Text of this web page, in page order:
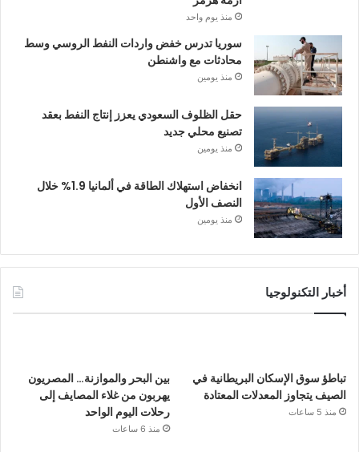
منذ يوم واحد
سوريا تدرس خفض واردات النفط الروسي وسط
محادثات مع واشنطن
منذ يومين
حقل الظلوف السعودي يعزز إنتاج النفط بعقد
تصنيع محلي جديد
منذ يومين
انخفاض استهلاك الطاقة في ألمانيا 1.9% خلال
النصف الأول
منذ يومين
أخبار التكنولوجيا
تباطؤ سوق الإسكان البريطانية في
الصيف يتجاوز المعدلات المعتادة
منذ 5 ساعات
بين البحر والموازنة… المصريون
يهربون من غلاء المصايف إلى
رحلات اليوم الواحد
منذ 6 ساعات